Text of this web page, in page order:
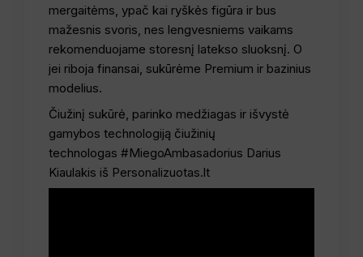
mergaitėms, ypač kai ryškės figūra ir bus
mažesnis svoris, nes lengvesniems vaikams
rekomenduojame storesnį latekso sluoksnį. O
jei riboja finansai, sukūrėme Premium ir bazinius
modelius.
Čiužinį sukūrė, parinko medžiagas ir išvystė
gamybos technologiją čiužinių
technologas #MiegoAmbasadorius Darius
Kiaulakis iš Personalizuotas.lt